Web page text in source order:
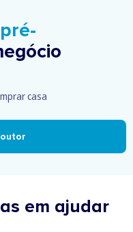
casa
em ajudar